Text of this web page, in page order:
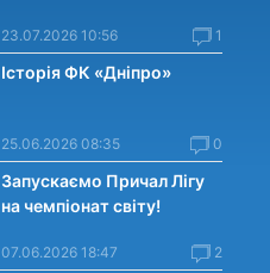
23.07.2026 10:56 1
Історія ФК «Дніпро»
25.06.2026 08:35 0
Запускаємо Причал Лігу
на чемпіонат світу!
07.06.2026 18:47 2